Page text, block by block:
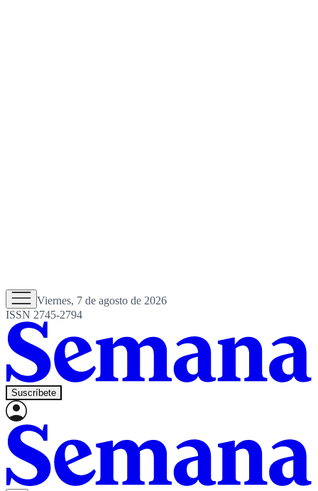
Viernes, 7 de agosto de 2026
ISSN 2745-2794
Suscríbete